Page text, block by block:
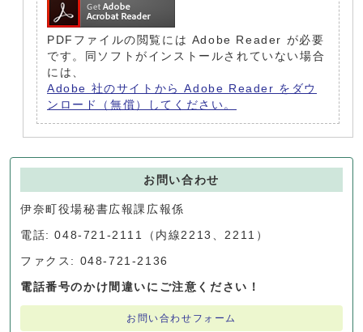
PDFファイルの閲覧には Adobe Reader が必要
です。同ソフトがインストールされていない場合
には、
Adobe 社のサイトから Adobe Reader をダウ
ンロード（無償）してください。
お問い合わせ
伊奈町役場秘書広報課広報係
電話: 048-721-2111（内線2213、2211）
ファクス: 048-721-2136
電話番号のかけ間違いにご注意ください！
お問い合わせフォーム